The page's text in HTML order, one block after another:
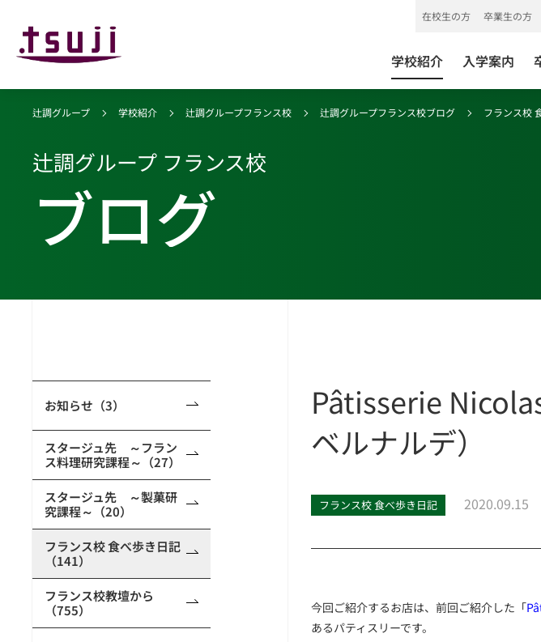
学校紹介 入学案内
在校生の方 卒業生の方
辻調グループ 学校紹介 辻調グループフランス校 辻調グループフランス校ブログ フランス校
辻調グループ フランス校
ブログ
お知らせ（3）
スタージュ先 ～フラン
ス料理研究課程～（27）
スタージュ先 ～製菓研
究課程～（20）
フランス校 食べ歩き日記
（141）
フランス校教壇から
（755）
Pâtisserie
ベルナルデ）
フランス校 食べ歩き日記 2020.09.15
今回ご紹介するお店は、前回ご紹介した「
あるパティスリーです。